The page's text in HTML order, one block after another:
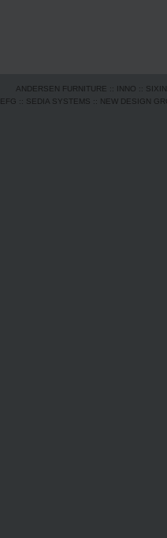
ANDERSEN FURNITURE :: INNO ::
EFG :: SEDIA SYSTEMS :: NEW DESIGN